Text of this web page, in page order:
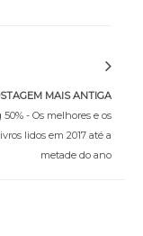
MAIS ANTIGA
50% - Os melhores e os
lidos em 2017 até a
metade do ano